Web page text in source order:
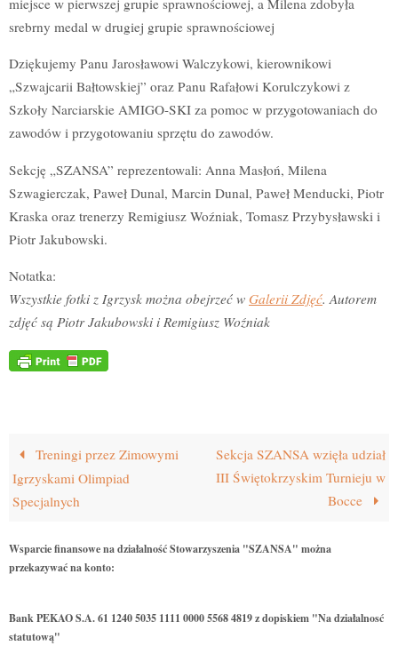
miejsce w pierwszej grupie sprawnościowej, a Milena zdobyła
srebrny medal w drugiej grupie sprawnościowej
Dziękujemy Panu Jarosławowi Walczykowi, kierownikowi
„Szwajcarii Bałtowskiej” oraz Panu Rafałowi Korulczykowi z
Szkoły Narciarskie AMIGO-SKI za pomoc w przygotowaniach do
zawodów i przygotowaniu sprzętu do zawodów.
Sekcję „SZANSA” reprezentowali: Anna Masłoń, Milena
Szwagierczak, Paweł Dunal, Marcin Dunal, Paweł Menducki, Piotr
Kraska oraz trenerzy Remigiusz Woźniak, Tomasz Przybysławski i
Piotr Jakubowski.
Notatka:
Wszystkie fotki z Igrzysk można obejrzeć w Galerii Zdjęć. Autorem
zdjęć są Piotr Jakubowski i Remigiusz Woźniak
Treningi przez Zimowymi
Igrzyskami Olimpiad
Specjalnych
Sekcja SZANSA wzięła udział
III Świętokrzyskim Turnieju w
Bocce
Wsparcie finansowe na działalność Stowarzyszenia "SZANSA" można
przekazywać na konto:
Bank PEKAO S.A. 61 1240 5035 1111 0000 5568 4819 z dopiskiem "Na działalnosć
statutową"